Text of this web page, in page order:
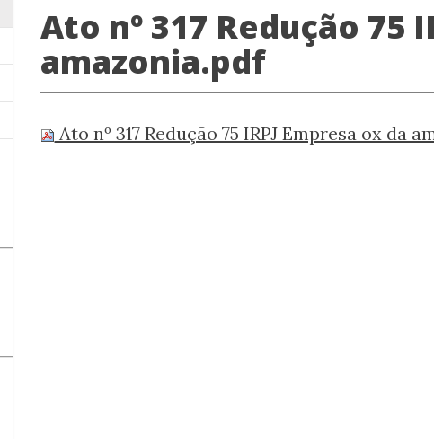
Ato nº 317 Redução 75
amazonia.pdf
Ato nº 317 Redução 75 IRPJ Empresa ox da